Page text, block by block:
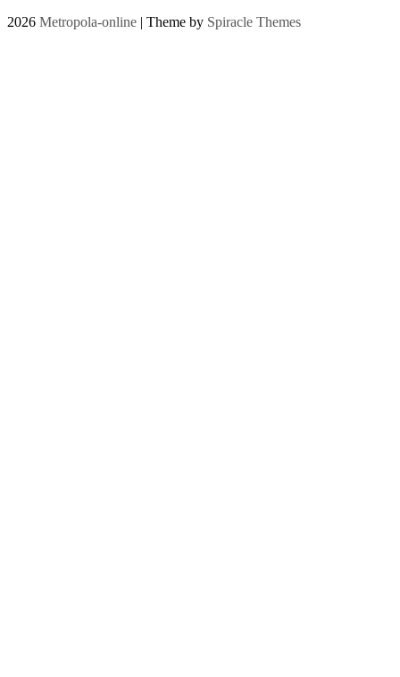
2026 Metropola-online | Theme by Spiracle Themes